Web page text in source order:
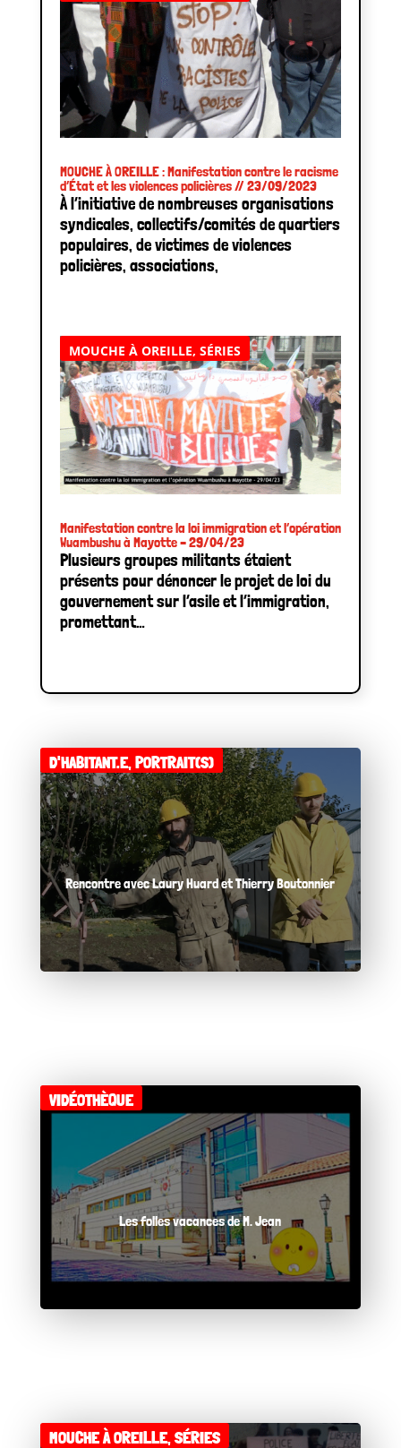
MOUCHE À OREILLE : Manifestation contre le racisme
d’État et les violences policières // 23/09/2023
À l’initiative de nombreuses organisations
syndicales, collectifs/comités de quartiers
populaires, de victimes de violences
policières, associations,
Manifestation contre la loi immigration et l’opération
Wuambushu à Mayotte – 29/04/23
MOUCHE À OREILLE, SÉRIES
Plusieurs groupes militants étaient
présents pour dénoncer le projet de loi du
gouvernement sur l’asile et l’immigration,
promettant…
Rencontre avec Laury Huard et Thierry Boutonnier
D'HABITANT.E,PORTRAIT(S)
Les folles vacances de M. Jean
VIDÉOTHÈQUE
MOUCHE À OREILLE,SÉRIES